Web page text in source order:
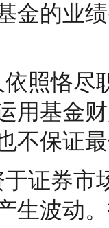
金的业
用基金
不保证
生波动